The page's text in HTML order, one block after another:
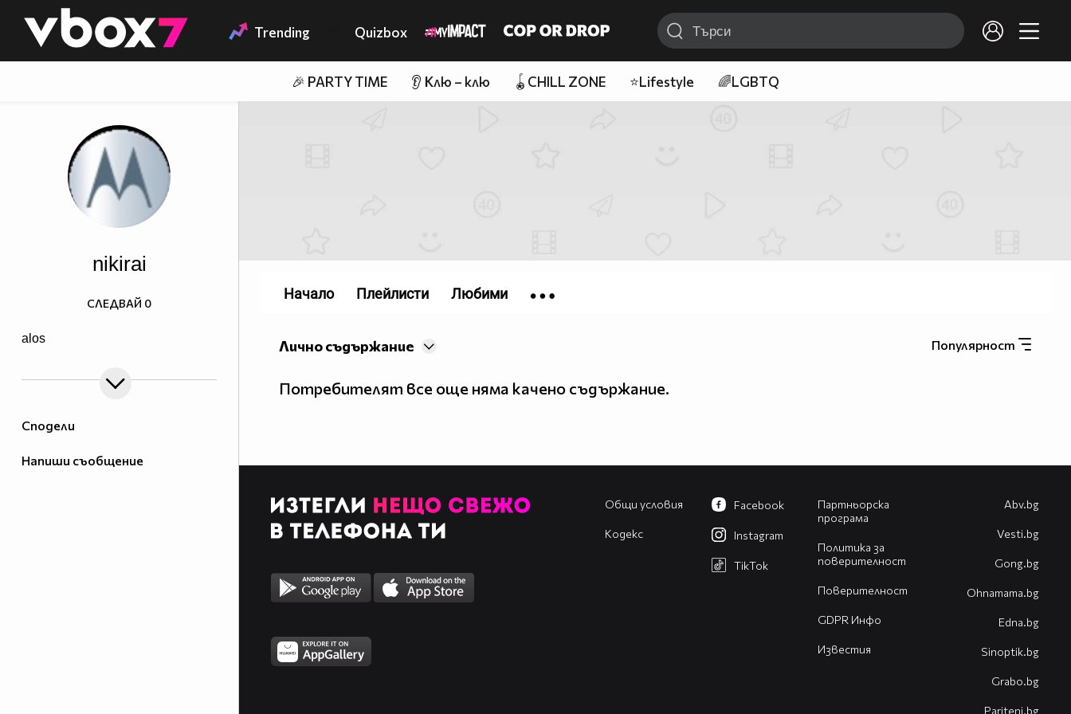
👾 Trending Quizbox
🎉 PARTY TIME 👂 Клю – клю 🪀CHILL ZONE ⭐Lifestyle 🌈LGBTQ
Сподели
Напиши съобщение
nikirai
alos
СЛЕДВАЙ 0
Популярност
Лично съдържание
Потребителят все още няма качено съдържание.
Начало Плейлисти Любими
Общи условия
Кодекс
Партньорска
програма
Политика за
поверителност
Поверителност
GDPR Инфо
Известия
Facebook
Instagram
TikTok
Abv.bg
Vesti.bg
Gong.bg
Оhnamama.bg
Edna.bg
Sinoptik.bg
Grabo.bg
Pariteni.bg